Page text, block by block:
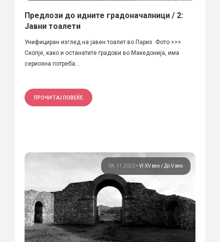
Предлози до идните градоначалници / 2:
Јавни тоалети
Унифициран изглед на јавен тоалет во Париз. Фото >>>
Скопје, како и останатите градови во Македонија, има
сериозна потреба...
ПРОЧИТАЈ ПОВЕЌЕ
04.11.2020 • VI-XV век До V век